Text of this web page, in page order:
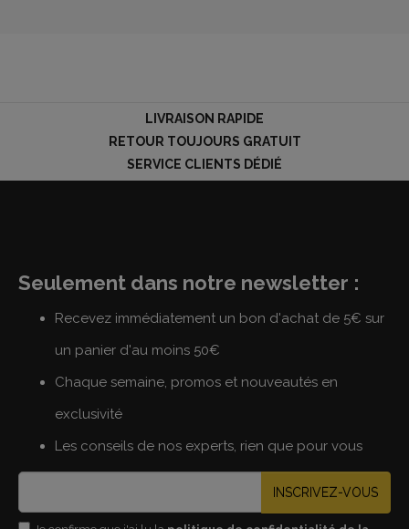
LIVRAISON RAPIDE
RETOUR TOUJOURS GRATUIT
SERVICE CLIENTS DÉDIÉ
Seulement dans notre newsletter :
Recevez immédiatement un bon d'achat de 5€ sur
un panier d'au moins 50€
Chaque semaine, promos et nouveautés en
exclusivité
Les conseils de nos experts, rien que pour vous
INSCRIVEZ-VOUS